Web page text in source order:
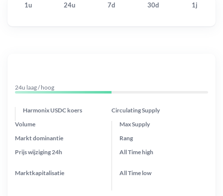
1u 24u 7d 30d 1j
24u laag / hoog
Harmonix USDC koers Circulating Supply
Prijs wijziging 24h
Max Supply
Markt dominantie
Marktkapitalisatie
Volume
Rang
All Timehigh
All Time low